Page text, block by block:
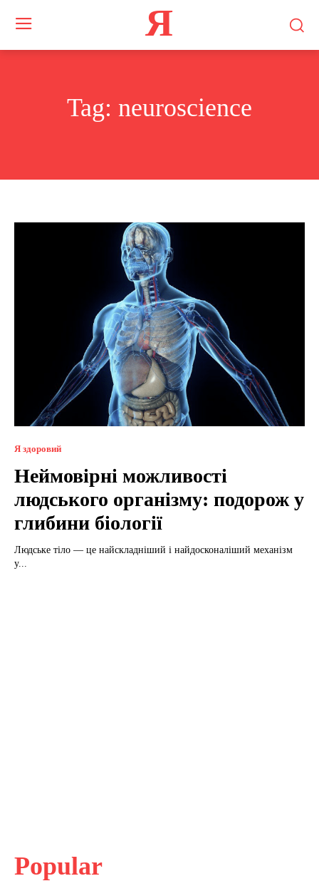
Я
Tag: neuroscience
Я здоровий
Неймовірні можливості
людського організму: подорож у
глибини біології
Людське тіло — це найскладніший і найдосконаліший механізм
у...
Popular